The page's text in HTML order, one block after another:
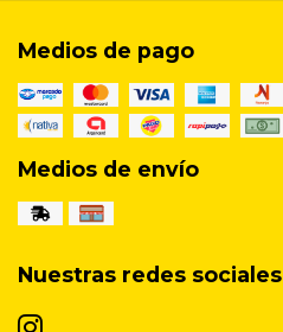
Medios de pago
Medios de envío
Nuestras redes sociales